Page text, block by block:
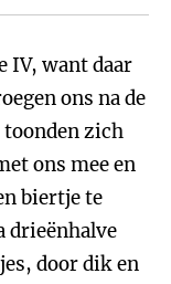
IV, want daar
ons na de
zich
ons mee en
biertje te
drieënhalve
door dik en